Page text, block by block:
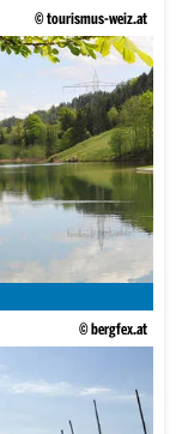
© tourismus-weiz.at
© bergfex.at